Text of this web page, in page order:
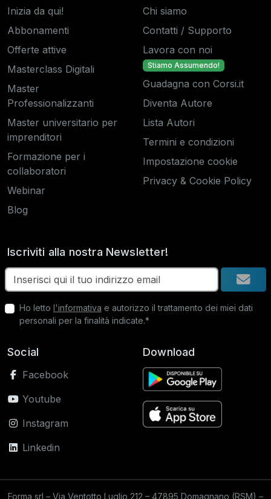
Inizia da qui!
Abbonamenti
Offerte attive
Masterclass Digitali
Master
Professionalizzanti
Master universitario per
imprenditori
Formazione per i
collaboratori
Webinar
Blog
Chi siamo
Contatti / Supporto
Lavora con noi
Stiamo Assumendo!
Guadagna con Corsi.it
Diventa Autore
Lista Autori
Termini e condizioni
Impostazione cookie
Privacy & Cookie Policy
Iscriviti alla nostra Newsletter!
Ho letto l'informativa e autorizzo il trattamento dei miei dati
personali per la finalità indicate.*
Social
Facebook
Youtube
Instagram
Linkedin
Download
Forma srl – Via Ventotto Luglio 212 – 47895 Domagnano (RSM) –